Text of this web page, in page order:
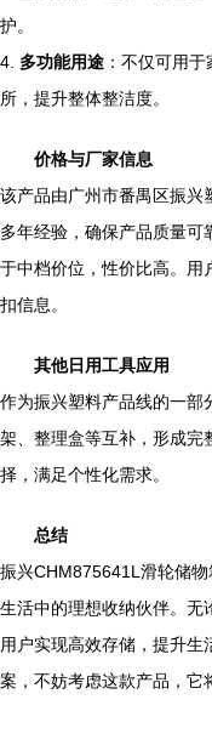
护。
4. 多功能用途 ：不仅可用
所，提升整体整洁度。
价格与厂家信息
该产品由广州市番禺区振兴
多年经验，确保产品质量可
于中档价位，性价比高。用
扣信息。
其他日用工具应用
作为振兴塑料产品线的一部
架、整理盒等互补，形成完
择，满足个性化需求。
总结
振兴CHM875641L滑轮储
生活中的理想收纳伙伴。无
用户实现高效存储，提升
案，不妨考虑这款产品，它